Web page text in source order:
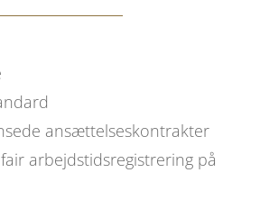
ansættelseskontrakter
arbejdstidsregistrering på